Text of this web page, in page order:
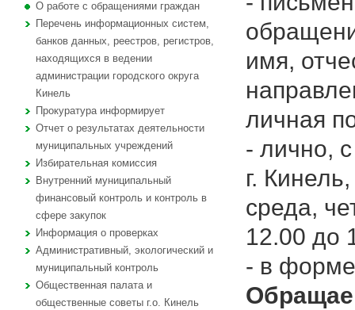
О работе с обращениями граждан
Перечень информационных систем,
банков данных, реестров, регистров,
находящихся в ведении
администрации городского округа
Кинель
Прокуратура информирует
Отчет о результатах деятельности
муниципальных учреждений
Избирательная комиссия
Внутренний муниципальный
финансовый контроль и контроль в
сфере закупок
Информация о проверках
Административный, экологический и
муниципальный контроль
Общественная палата и
общественные советы г.о. Кинель
имя,
личная
- лично,
г.
среда,
12.00 до
- в форме